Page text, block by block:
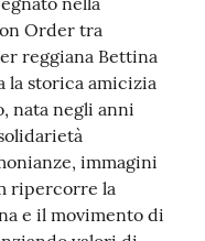
Order tra
reggiana Bettina
la storica amicizia
nata negli anni
immagini
ripercorre la
e il movimento di